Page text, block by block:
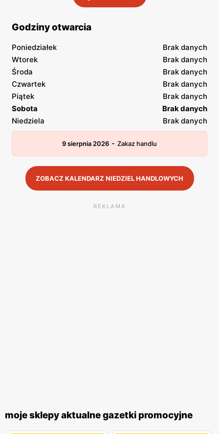
Godziny otwarcia
Poniedziałek
Brak danych
Wtorek
Brak danych
Środa
Brak danych
Czwartek
Brak danych
Piątek
Brak danych
Sobota
Brak danych
Niedziela
Brak danych
9 sierpnia 2026 - Zakaz handlu
ZOBACZ KALENDARZ NIEDZIEL HANDLOWYCH
REKLAMA
moje sklepy aktualne gazetki promocyjne